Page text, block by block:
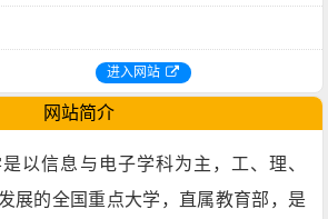
进入网站
网站简介
以信息与电子学科为主，工、理、
展的全国重点大学，直属教育部，是